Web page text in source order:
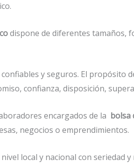
dispone de diferentes tamaños,
y seguros. El propósito
confianza, disposición,
encargados de la bolsa
negocios o emprendimientos.
local y nacional con seriedad y